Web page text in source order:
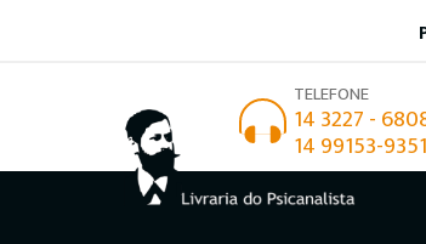
TELEFONE
14 3227 -
14 99153-9351